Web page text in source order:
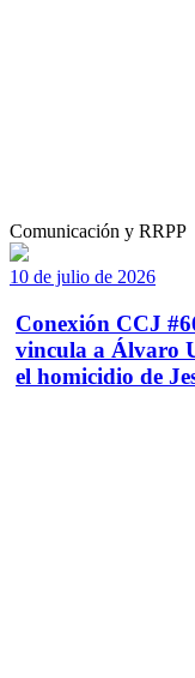
Comunicación y RRPP
10 de julio de 2026
Conexión CCJ
vincula a Álvaro
el homicidio de